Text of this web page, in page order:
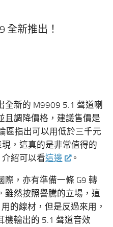
全新推出！
全新的 M9909 5.1 聲道喇
且調降價格，建議售價是
區指出可以用低於三千元
，這真的是非常值得的
紹可以看這邊 。
際，亦有準備一條 G9 轉
雖然按照譽騰的立場，這
的線材，但是反過來用，
機輸出的 5.1 聲道音效